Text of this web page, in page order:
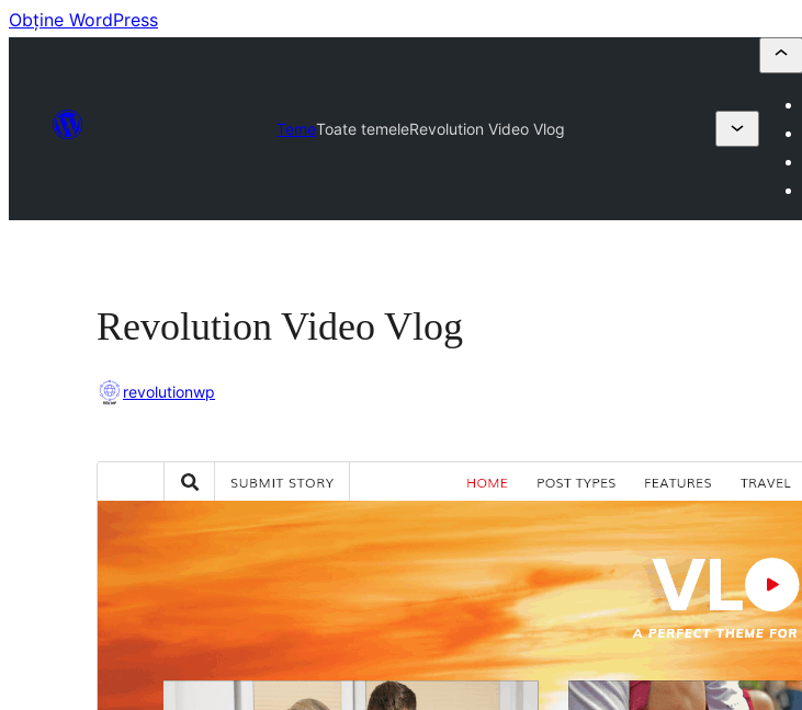
Obține WordPress
TemeToate temeleRevolution Video Vlog
Revolution Video Vlog
revolutionwp